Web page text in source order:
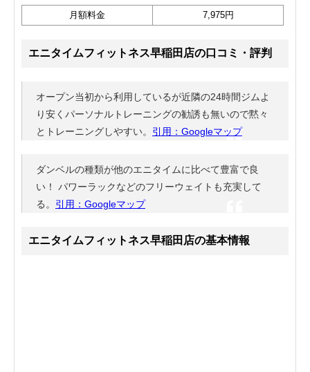
月額料金 7,975円
エニタイムフィットネス早稲田店の口コミ・評判
オープン当初から利用しているが近隣の24時間ジムよ
り安くパーソナルトレーニングの勧誘も無いので黙々
とトレーニングしやすい。 引用：Googleマップ
ダンベルの種類が他のエニタイムに比べて豊富で良
い！ パワーラックなどのフリーウェイトも充実して
る。 引用：Googleマップ
エニタイムフィットネス早稲田店の基本情報